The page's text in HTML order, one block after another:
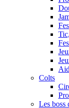
Colts
Les boss